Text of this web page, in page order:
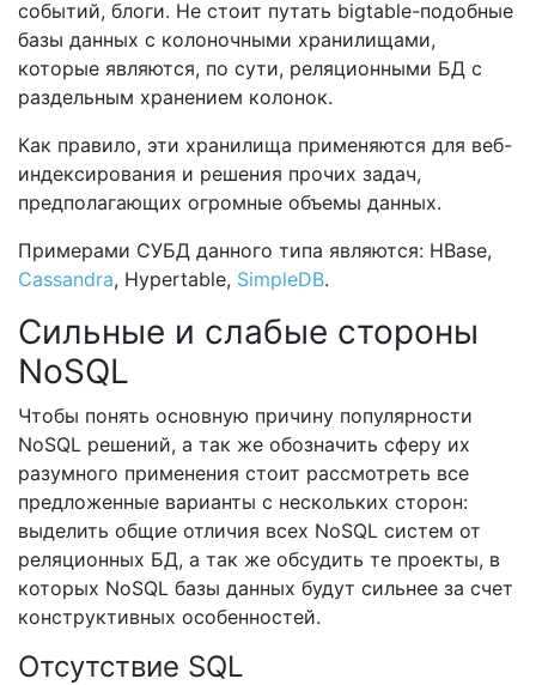
событий, блоги. Не стоит путать bigtable-подобные
базы данных с колоночными хранилищами,
которые являются, по сути, реляционными БД с
раздельным хранением колонок.
Как правило, эти хранилища применяются для веб-
индексирования и решения прочих задач,
предполагающих огромные объемы данных.
Примерами СУБД данного типа являются: HBase,
Cassandra, Hypertable, SimpleDB.
Сильные и слабые стороны
NoSQL
Чтобы понять основную причину популярности
NoSQL решений, а так же обозначить сферу их
разумного применения стоит рассмотреть все
предложенные варианты с нескольких сторон:
выделить общие отличия всех NoSQL систем от
реляционных БД, а так же обсудить те проекты, в
которых NoSQL базы данных будут сильнее за счет
конструктивных особенностей.
Отсутствие SQL